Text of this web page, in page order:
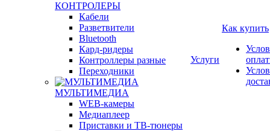
КОНТРОЛЕРЫ
Кабели
Разветвители
Bluetooth
Кард-ридеры
Контроллеры разные
Переходники
МУЛЬТИМЕДИА
WEB-камеры
Медиаплеер
Приставки и ТВ-тюнеры
Услуги
Как купить